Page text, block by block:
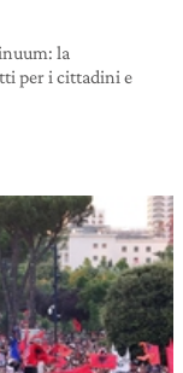
la
per i cittadini e